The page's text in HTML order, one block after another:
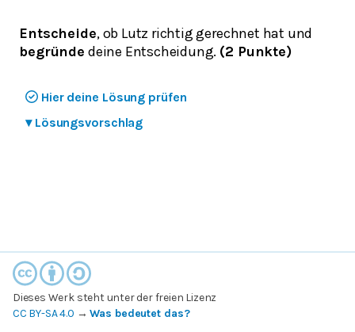
Entscheide, ob Lutz richtig gerechnet hat und
begründe deine Entscheidung. (2 Punkte)
Hier deine Lösung prüfen
▾ Lösungsvorschlag
Dieses Werk steht unter der freien Lizenz
CC BY-SA 4.0 →Was bedeutet das?